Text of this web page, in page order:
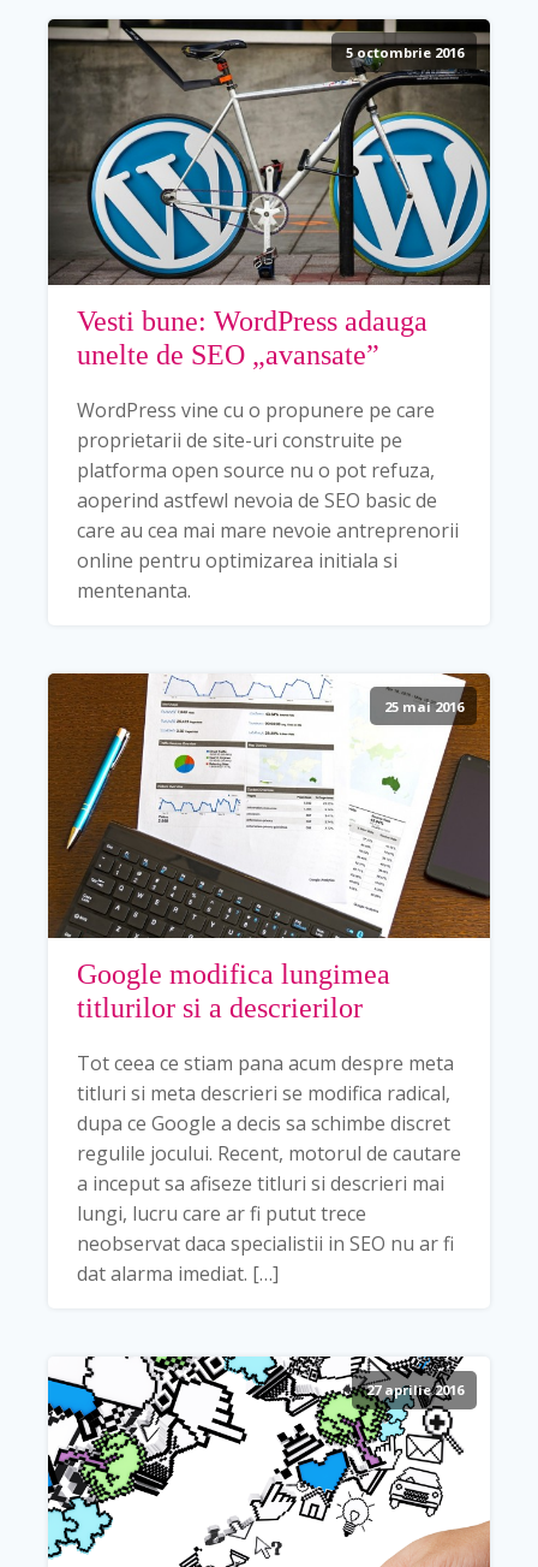
5 octombrie 2016
Vesti bune: WordPress adauga
unelte de SEO „avansate”
WordPress vine cu o propunere pe care
proprietarii de site-uri construite pe
platforma open source nu o pot refuza,
aoperind astfewl nevoia de SEO basic de
care au cea mai mare nevoie antreprenorii
online pentru optimizarea initiala si
mentenanta.
25 mai 2016
Google modifica lungimea
titlurilor si a descrierilor
Tot ceea ce stiam pana acum despre meta
titluri si meta descrieri se modifica radical,
dupa ce Google a decis sa schimbe discret
regulile jocului. Recent, motorul de cautare
a inceput sa afiseze titluri si descrieri mai
lungi, lucru care ar fi putut trece
neobservat daca specialistii in SEO nu ar fi
dat alarma imediat. […]
27 aprilie 2016